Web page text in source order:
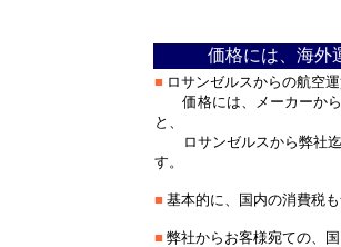
価格には、海外
■ ロサンゼルスからの航空
価格には、メーカーから
と、
ロサンゼルスから弊社迄
す。
■ 基本的に、国内の消費税
■ 弊社からお客様宛ての、